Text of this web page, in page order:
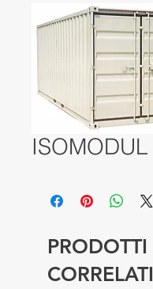
ISOMODUL
PRODOTTI
CORRELATI